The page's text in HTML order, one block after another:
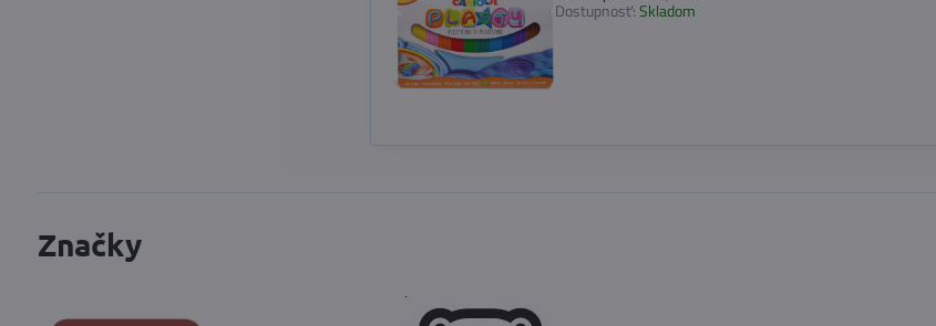
Dostupnosť:Skladom
Značky